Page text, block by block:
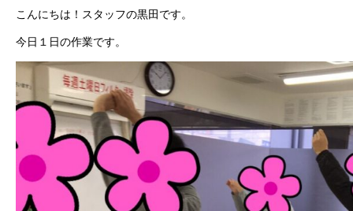
こんにちは！スタッフの黒田です。
今日１日の作業です。